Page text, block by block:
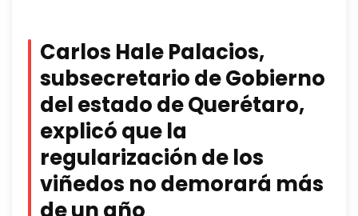
Carlos Hale Palacios,
subsecretario de Gobierno
del estado de Querétaro,
explicó que la
regularización de los
viñedos no demorará más